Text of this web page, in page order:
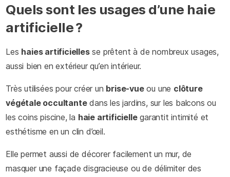
Quels sont les usages d’une haie
artificielle ?
Les haies artificiellesse prêtent à de nombreux usages,
aussi bien en extérieur qu’en intérieur.
Très utilisées pour créer un brise-vueou une clôture
végétale occultantedans les jardins, sur les balcons ou
les coins piscine, la haie artificiellegarantit intimité et
esthétisme en un clin d’œil.
Elle permet aussi de décorer facilement un mur, de
masquer une façade disgracieuse ou de délimiter des